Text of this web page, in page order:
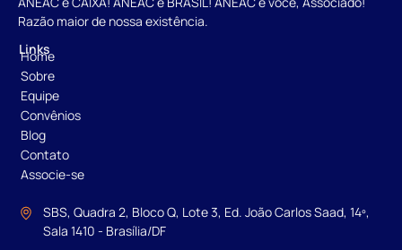
Razão maior de nossa existência.
Links
Home
Sobre
Equipe
Convênios
Blog
Contato
Associe-se
SBS, Quadra 2, Bloco Q, Lote 3, Ed. João Carlos Saad, 14º,
Sala 1410 - Brasília/DF